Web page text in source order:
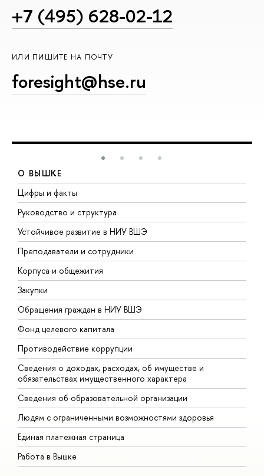
+7 (495) 628-02-12
ИЛИ ПИШИТЕ НА ПОЧТУ
foresight@hse.ru
О ВЫШКЕ
Цифры и факты
Руководство и структура
Устойчивое развитие в НИУ ВШЭ
Преподаватели и сотрудники
Корпуса и общежития
Закупки
Обращения граждан в НИУ ВШЭ
Фонд целевого капитала
Противодействие коррупции
Сведения о доходах, расходах, об имуществе и
обязательствах имущественного характера
Сведения об образовательной организации
Людям с ограниченными возможностями здоровья
Единая платежная страница
Работа в Вышке